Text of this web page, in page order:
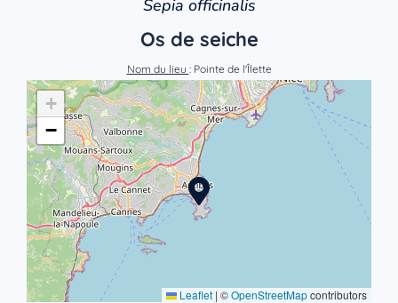
Sepia officinalis
Os de seiche
Nom du lieu : Pointe de l'Îlette
+
−
Leaflet | ©OpenStreetMapcontributors